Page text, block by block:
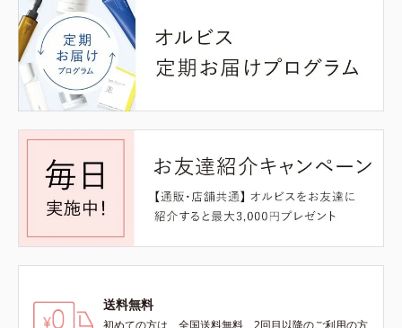
送料無料
初めての方は、全国送料無料、2回目以降のご利用の方